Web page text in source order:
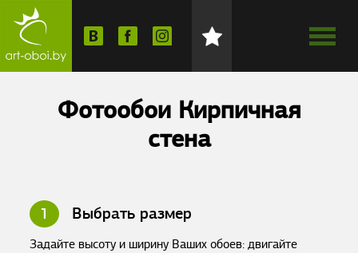
Фотообои Кирпичная
стена
1 Выбрать размер
Задайте высоту и ширину Ваших обоев: двигайте